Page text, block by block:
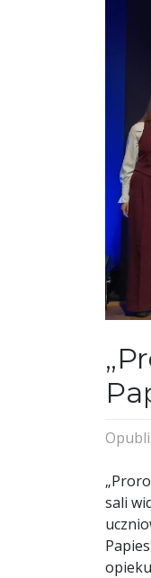
sali